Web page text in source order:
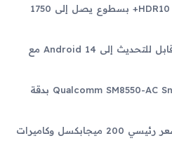
معدل تحديث 120Hz ودعم HDR10+ بسطوع يصل إلى 1750
نظام تشغيل Android 13 قابل للتحديث إلى Android 14 مع
معالج Qualcomm SM8550-AC Snapdragon 8 Gen 2 بدقة
كاميرا خلفية رباعية بمستشعر رئيسي 200 ميجابكسل وكاميرات